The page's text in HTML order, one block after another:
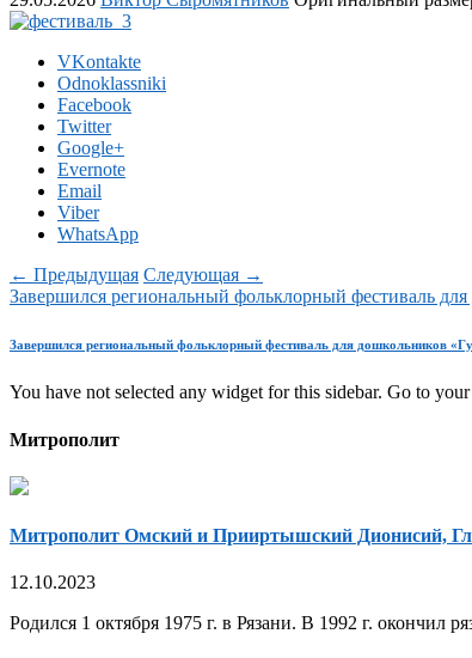
VKontakte
Odnoklassniki
Facebook
Twitter
Google+
Evernote
Email
Viber
WhatsApp
← Предыдущая Следующая →
Завершился региональный фольклорный фестиваль
Завершился региональный фольклорный фестиваль для дошкольников
You have not selected any widget for this sidebar. Go to
Митрополит
Митрополит Омский и Прииртышский Дионисий,
12.10.2023
Родился 1 октября 1975 г. в Рязани. В 1992 г. окончил